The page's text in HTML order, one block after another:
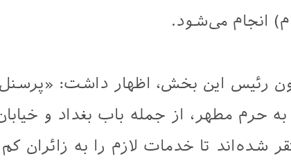
انجام می‌شود.
رئیس این بخش، اظهار داشت: «پرسنل
حرم مطهر، از جمله باب بغداد و
شده‌اند تا خدمات لازم را به زائران